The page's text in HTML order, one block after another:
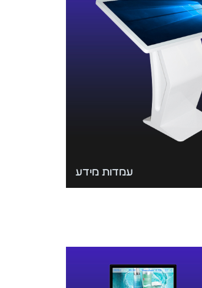
עמדות מידע